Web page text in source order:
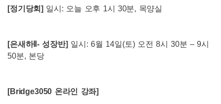
[정기당회] 일시: 오늘 오후 1시 30분, 목양실
[은새하Ⅱ- 성장반] 일시: 6월 14일(토) 오전 8시 30분 – 9시
50분, 본당
[Bridge3050 온라인 강좌]